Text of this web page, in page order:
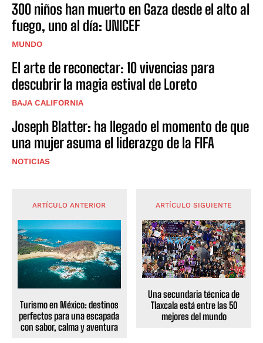
300 niños han muerto en Gaza desde el alto al
fuego, uno al día: UNICEF
MUNDO
El arte de reconectar: 10 vivencias para
descubrir la magia estival de Loreto
BAJA CALIFORNIA
Joseph Blatter: ha llegado el momento de que
una mujer asuma el liderazgo de la FIFA
NOTICIAS
ARTÍCULO ANTERIOR
Turismo en México: destinos
perfectos para una escapada
con sabor, calma y aventura
ARTÍCULO SIGUIENTE
Una secundaria técnica de
Tlaxcala está entre las 50
mejores del mundo